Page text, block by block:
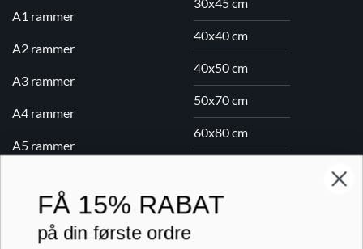
A1 rammer
A2 rammer
A3 rammer
A4 rammer
A5 rammer
40x40 cm
40x50 cm
50x70 cm
60x80 cm
Printogrammer.dk · Navervej 21 · 8382 Hinnerup · CVR 40736166 ·
(+45) 8844 1630 · kundeservice@printogrammer.dk
FÅ 15% RABAT
på din første ordre